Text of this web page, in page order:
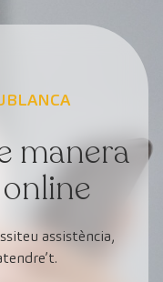
manera
assistència,